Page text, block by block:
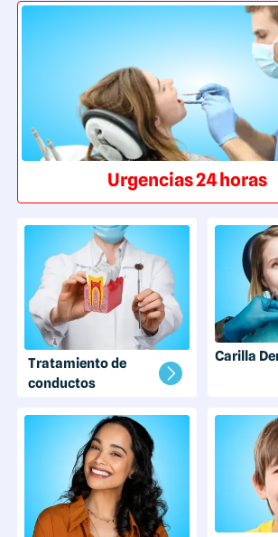
Urgencias 24 horas
Tratamiento de
conductos
Carilla